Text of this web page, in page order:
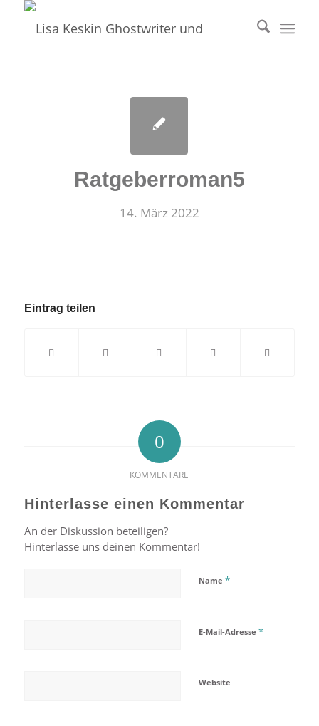
Ratgeberroman5
14. März 2022
Eintrag teilen
0
KOMMENTARE
Hinterlasse einen Kommentar
An der Diskussion beteiligen?
Hinterlasse uns deinen Kommentar!
Name *
E-Mail-Adresse *
Website